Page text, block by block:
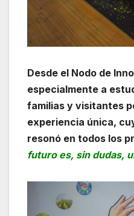
Desde el Nodo de
especialmente a
familias y visitantes
experiencia única,
resonó en todos los
futuro es, sin dudas,